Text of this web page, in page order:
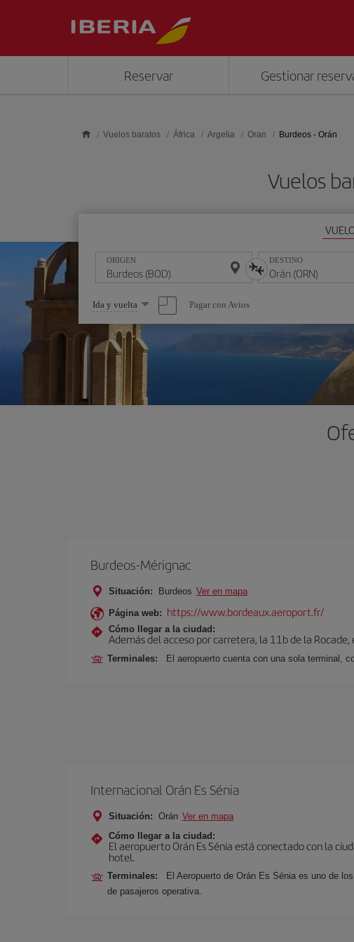
Reservar Gestionar
Vuelos baratos África Argelia Oran Burdeos - Orán
Vuelos
ORIGEN DESTINO
Seleccione
una
opción
Ida y vuelta Pagar con Avios
Burdeos-Mérignac
Situación: Burdeos Ver en mapa
Página web: https://www.bordeaux.aeroport.fr/
Cómo llegar a la ciudad:
Además del acceso por carretera, la 11b de la
Terminales: El aeropuerto cuenta con una sola terminal,
Internacional Orán Es Sénia
Situación: Orán Ver en mapa
Cómo llegar a la ciudad:
El aeropuerto Orán Es Sénia está conectado con la
hotel.
Terminales:
El Aeropuerto de Orán Es Sénia es uno de
de pasajeros operativa.